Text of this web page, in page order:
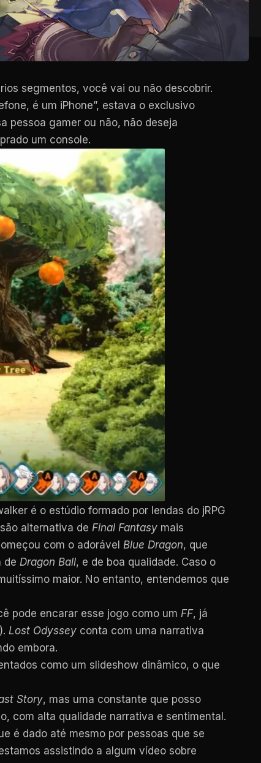
segmentos, você vai ou não descobrir.
é um iPhone”, estava o exclusivo
pessoa gamer ou não, não deseja
um console.
é o estúdio formado por lendas do jRPG
alternativa de Final Fantasy mais
com o adorável Blue Dragon, que
de Dragon Ball, e de boa qualidade. Caso o
maior. No entanto, entendemos que
pode encarar esse jogo como um FF, já
). Lost Odyssey conta com uma narrativa
embora.
como um slideshow dinâmico, o que
Story, mas uma constante que posso
com alta qualidade narrativa e sentimental.
é dado até mesmo por pessoas que se
assistindo a algum vídeo sobre